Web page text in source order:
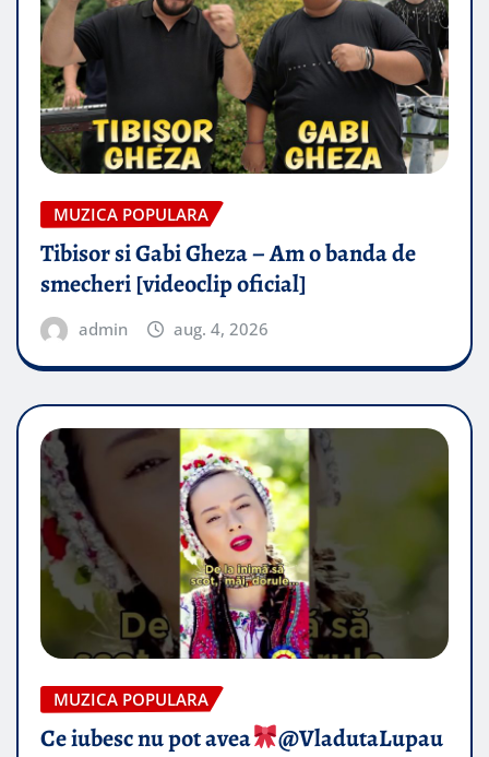
MUZICA POPULARA
Tibisor si Gabi Gheza – Am o banda de
smecheri [videoclip oficial]
admin aug. 4, 2026
MUZICA POPULARA
Ce iubesc nu pot avea
​@VladutaLupau